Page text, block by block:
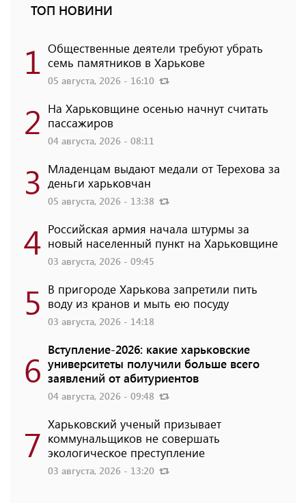
ТОП НОВИНИ
1 Общественные деятели требуют убрать
семь памятников в Харькове
05 августа, 2026 - 16:10
2 На Харьковщине осенью начнут считать
пассажиров
04 августа, 2026 - 08:11
3 Младенцам выдают медали от Терехова за
деньги харьковчан
05 августа, 2026 - 13:38
4 Российская армия начала штурмы за
новый населенный пункт на Харьковщине
03 августа, 2026 - 09:45
5 В пригороде Харькова запретили пить
воду из кранов и мыть ею посуду
03 августа, 2026 - 14:18
6 Вступление-2026: какие харьковские
университеты получили больше всего
заявлений от абитуриентов
04 августа, 2026 - 09:48
7 Харьковский ученый призывает
коммунальщиков не совершать
экологическое преступление
03 августа, 2026 - 13:20